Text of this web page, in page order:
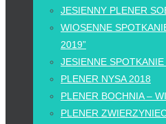
JESIENNY PLENER
WIOSENNE
2019”
JESIENNE
PLENER NYSA 2018
PLENER BOCHNIA –
PLENER